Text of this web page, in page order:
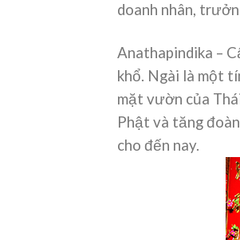
doanh nhân,
Anathapindika –
khổ. Ngài là một
mặt vườn của
Phật và tăng
cho đến nay.